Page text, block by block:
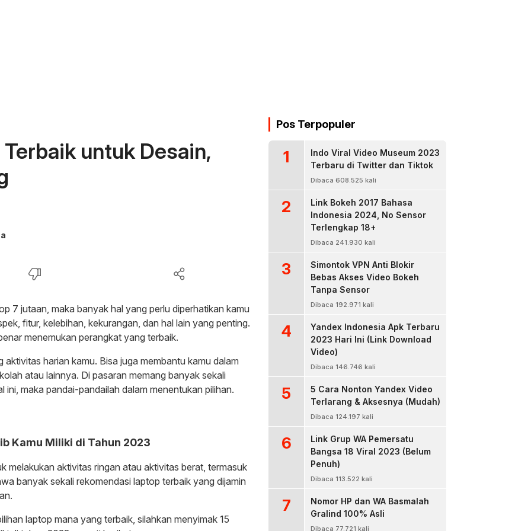
untuk Desain,
7 jutaan, maka banyak hal yang perlu diperhatikan kamu
fitur, kelebihan, kekurangan, dan hal lain yang penting.
menemukan perangkat yang terbaik.
harian kamu. Bisa juga membantu kamu dalam
atau lainnya. Di pasaran memang banyak sekali
ini, maka pandai-pandailah dalam menentukan pilihan.
Kamu Miliki di Tahun 2023
melakukan aktivitas ringan atau aktivitas berat, termasuk
banyak sekali rekomendasi laptop terbaik yang dijamin
laptop mana yang terbaik, silahkan menyimak 15
Pos Terpopuler
1
Indo Viral Video Museum 2023
Terbaru di Twitter dan Tiktok
Dibaca 608.525 kali
2
Link Bokeh 2017 Bahasa
Indonesia 2024, No Sensor
Terlengkap 18+
Dibaca 241.930 kali
3
Simontok VPN Anti Blokir
Bebas Akses Video Bokeh
Tanpa Sensor
Dibaca 192.971 kali
4
Yandex Indonesia Apk Terbaru
2023 Hari Ini (Link Download
Video)
Dibaca 146.746 kali
5
5 Cara Nonton Yandex Video
Terlarang & Aksesnya (Mudah)
Dibaca 124.197 kali
6
Link Grup WA Pemersatu
Bangsa 18 Viral 2023 (Belum
Penuh)
Dibaca 113.522 kali
7
Nomor HP dan WA Basmalah
Gralind 100% Asli
Dibaca 77.721 kali